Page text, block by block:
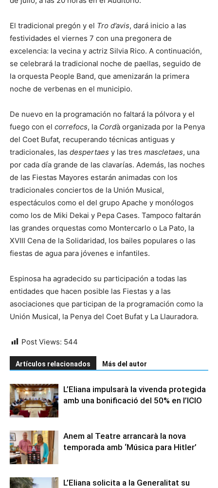
El tradicional pregón y el Tro d’avis, dará inicio a las
festividades el viernes 7 con una pregonera de
excelencia: la vecina y actriz Silvia Rico. A continuación,
se celebrará la tradicional noche de paellas, seguido de
la orquesta People Band, que amenizarán la primera
noche de verbenas en el municipio.
De nuevo en la programación no faltará la pólvora y el
fuego con el correfocs, la Cordà organizada por la Penya
del Coet Bufat, recuperando técnicas antiguas y
tradicionales, las despertaes y las tres mascletaes, una
por cada día grande de las clavarías. Además, las noches
de las Fiestas Mayores estarán animadas con los
tradicionales conciertos de la Unión Musical,
espectáculos como el del grupo Apache y monólogos
como los de Miki Dekai y Pepa Cases. Tampoco faltarán
las grandes orquestas como Montercarlo o La Pato, la
XVIII Cena de la Solidaridad, los bailes populares o las
fiestas de agua para jóvenes e infantiles.
Espinosa ha agradecido su participación a todas las
entidades que hacen posible las Fiestas y a las
asociaciones que participan de la programación como la
Unión Musical, la Penya del Coet Bufat y La Llauradora.
Post Views: 544
Artículos relacionados Más del autor
L’Eliana impulsarà la vivenda protegida
amb una bonificació del 50% en l’ICIO
Anem al Teatre arrancarà la nova
temporada amb ‘Música para Hitler’
L’Eliana solicita a la Generalitat su